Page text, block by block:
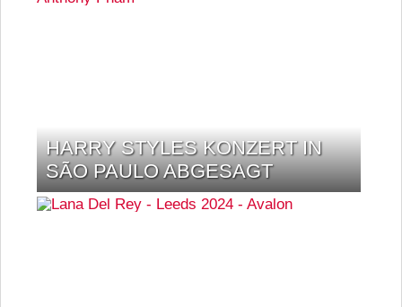
HARRY STYLES KONZERT IN
SÃO PAULO ABGESAGT